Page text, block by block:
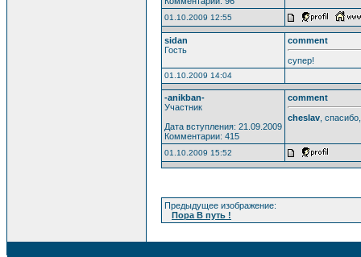
01.10.2009 12:55
sidan
Гость
comment
супер!
01.10.2009 14:04
-anikban-
Участник
Дата вступления: 21.09.2009
Комментарии: 415
comment
cheslav ,
01.10.2009 15:52
Предыдущее изображение:
Пора В путь !